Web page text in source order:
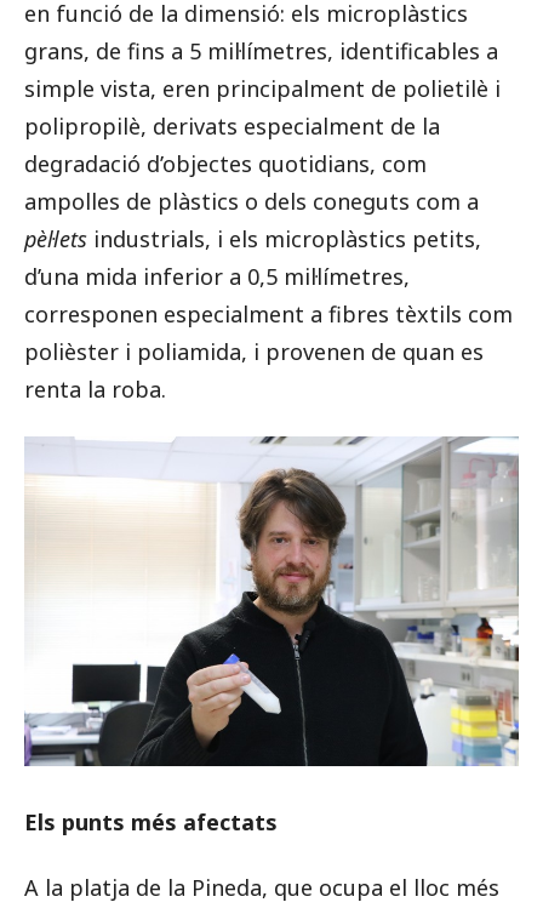
en funció de la dimensió: els microplàstics
grans, de fins a 5 mil·límetres, identificables a
simple vista, eren principalment de polietilè i
polipropilè, derivats especialment de la
degradació d’objectes quotidians, com
ampolles de plàstics o dels coneguts com a
pèl·lets industrials, i els microplàstics petits,
d’una mida inferior a 0,5 mil·límetres,
corresponen especialment a fibres tèxtils com
polièster i poliamida, i provenen de quan es
renta la roba.
Els punts més afectats
A la platja de la Pineda, que ocupa el lloc més